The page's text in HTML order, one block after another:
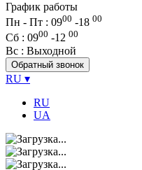
График работы
Пн - Пт : 0900 -18 00
Сб : 0900 -12 00
Вс : Выходной
Обратный звонок
RU ▾
RU
UA